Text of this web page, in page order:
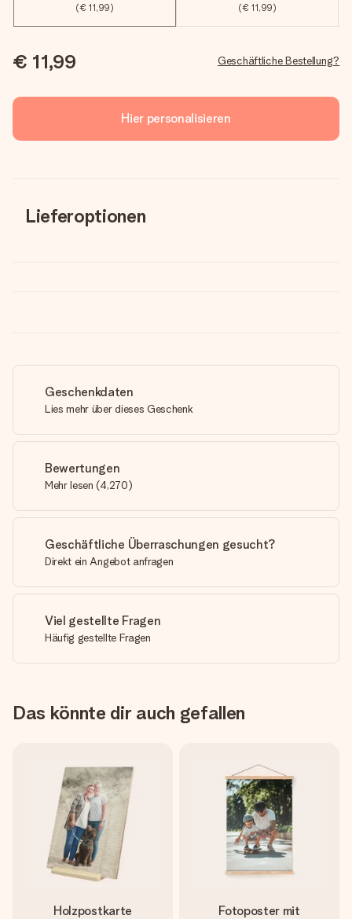
(€ 11,99) (€ 11,99)
€ 11,99 Geschäftliche Bestellung?
Hier personalisieren
Lieferoptionen
Geschenkdaten
Lies mehr über dieses Geschenk
Bewertungen
Mehr lesen (4,270)
Geschäftliche Überraschungen gesucht?
Direkt ein Angebot anfragen
Viel gestellte Fragen
Häufig gestellte Fragen
Das könnte dir auch gefallen
Holzpostkarte
Fotoposter mit